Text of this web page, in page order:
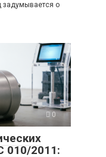
задумывается о
0
010/2011: